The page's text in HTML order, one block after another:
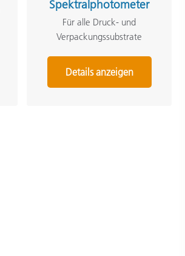
Spektralphotometer
Für alle Druck- und
Verpackungssubstrate
Details anzeigen